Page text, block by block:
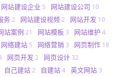
网站建设企业 5 网站建设公司 10
务2 网站建设视频2 网站开发 10
站案例 21 网站模板 3 网站维护 4
网络建站 5 网络营销 3 网页制作 18
网页开发 2 网页设计 32
自己建站2 自建站4 英文网站 3